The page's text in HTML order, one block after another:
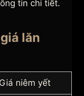
tin chi tiết.
lăn
Giá niêm yết